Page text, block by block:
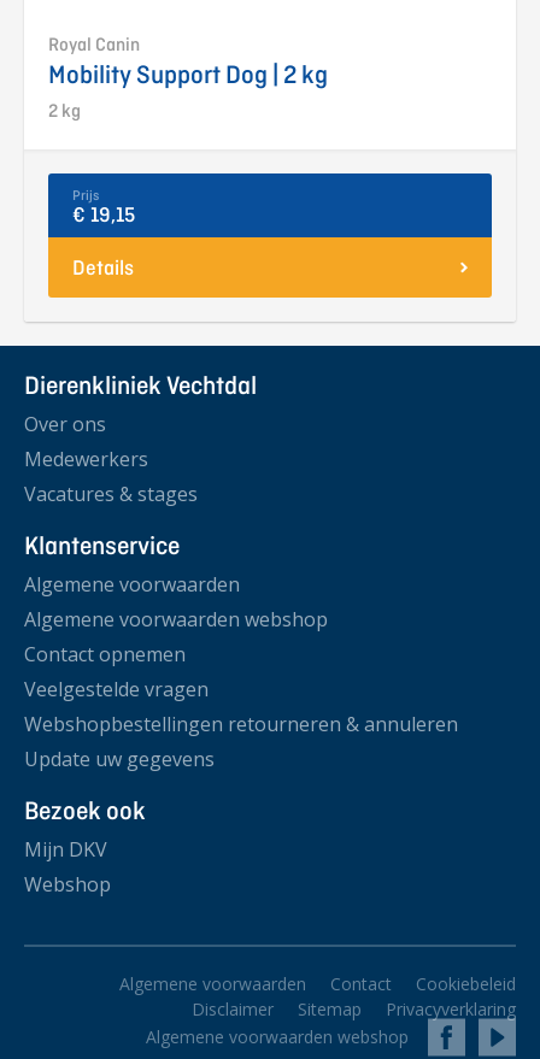
Royal Canin
Mobility Support Dog | 2 kg
2 kg
Prijs
€ 19,15
Details
Dierenkliniek Vechtdal
Over ons
Medewerkers
Vacatures & stages
Klantenservice
Algemene voorwaarden
Algemene voorwaarden webshop
Contact opnemen
Veelgestelde vragen
Webshopbestellingen retourneren & annuleren
Update uw gegevens
Bezoek ook
Mijn DKV
Webshop
Algemene voorwaarden Contact
Cookiebeleid
Disclaimer
Sitemap
Privacyverklaring
Algemene voorwaarden webshop